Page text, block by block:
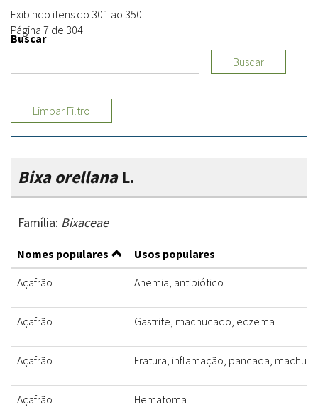
Exibindo itens do 301 ao 350
Página 7 de 304
Buscar
Buscar
Limpar Filtro
Bixa orellanaL.
Família: Bixaceae
Nomes populares
Usos populares
Açafrão
Anemia, antibiótico
Açafrão Gastrite, machucado, eczema
Açafrão Fratura, inflamação, pancada,
Açafrão Hematoma